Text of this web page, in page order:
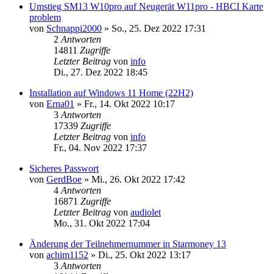
Umstieg SM13 W10pro auf Neugerät W11pro - HBCI Karte
problem
von Schnappi2000 » So., 25. Dez 2022 17:31
2 Antworten
14811 Zugriffe
Letzter Beitrag von info
Di., 27. Dez 2022 18:45
Installation auf Windows 11 Home (22H2)
von Erna01 » Fr., 14. Okt 2022 10:17
3 Antworten
17339 Zugriffe
Letzter Beitrag von info
Fr., 04. Nov 2022 17:37
Sicheres Passwort
von GerdBoe » Mi., 26. Okt 2022 17:42
4 Antworten
16871 Zugriffe
Letzter Beitrag von audiolet
Mo., 31. Okt 2022 17:04
Änderung der Teilnehmernummer in Starmoney 13
von achim1152 » Di., 25. Okt 2022 13:17
3 Antworten